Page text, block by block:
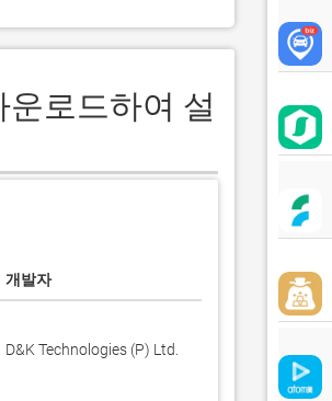
로드하여 설
개발자
D&K Technologies (P) Ltd.